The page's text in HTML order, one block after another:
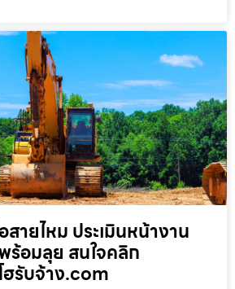
ายไหม ประเมินหน้างาน
ร้อมลุย สนใจคลิก
รับจ้าง.com